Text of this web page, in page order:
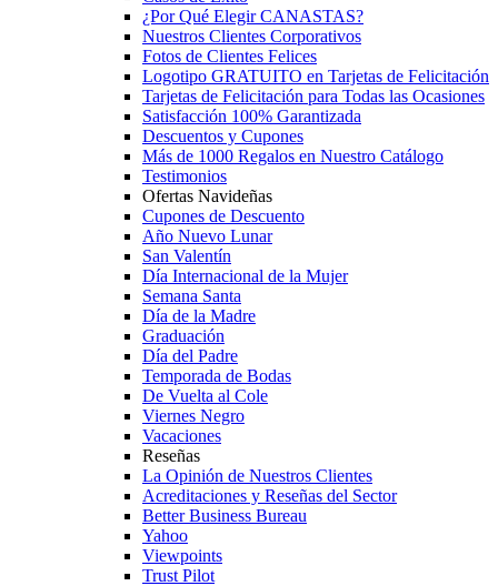
¿Por Qué Elegir CANASTAS?
Nuestros Clientes Corporativos
Fotos de Clientes Felices
Logotipo GRATUITO en Tarjetas de Felicitación
Tarjetas de Felicitación para Todas las Ocasiones
Satisfacción 100% Garantizada
Descuentos y Cupones
Más de 1000 Regalos en Nuestro Catálogo
Testimonios
Ofertas Navideñas
Cupones de Descuento
Año Nuevo Lunar
San Valentín
Día Internacional de la Mujer
Semana Santa
Día de la Madre
Graduación
Día del Padre
Temporada de Bodas
De Vuelta al Cole
Viernes Negro
Vacaciones
Reseñas
La Opinión de Nuestros Clientes
Acreditaciones y Reseñas del Sector
Better Business Bureau
Yahoo
Viewpoints
Trust Pilot